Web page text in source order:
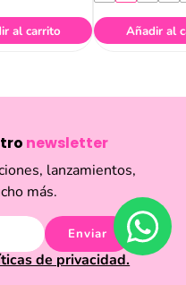
al carrito Añadir al
newsletter
lanzamientos,
más.
Enviar
de privacidad.